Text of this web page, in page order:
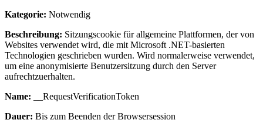
Kategorie: Notwendig
Beschreibung: Sitzungscookie für allgemeine Plattformen, der von
Websites verwendet wird, die mit Microsoft .NET-basierten
Technologien geschrieben wurden. Wird normalerweise verwendet,
um eine anonymisierte Benutzersitzung durch den Server
aufrechtzuerhalten.
Name: __RequestVerificationToken
Dauer: Bis zum Beenden der Browsersession